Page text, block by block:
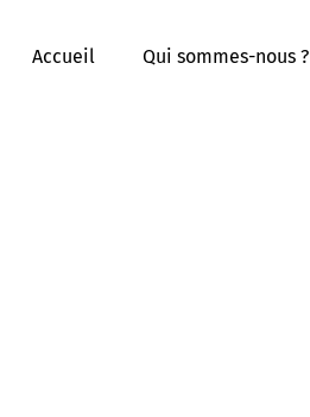
Accueil Qui sommes-nous ?